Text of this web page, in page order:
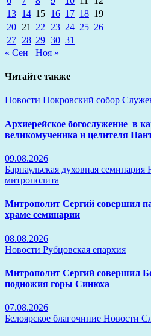
13 14 15 16 17 18 19
20 21 22 23 24 25 26
27 28 29 30 31
« Сен
Ноя »
Читайте также
Новости Покровский собор
Архиерейское богослужение в
великомученика и целителя
09.08.2026
Барнаульская духовная семинария
митрополита
Митрополит Сергий совершил
храме семинарии
08.08.2026
Новости Рубцовская епархия
Митрополит Сергий совершил
подножия горы Синюха
07.08.2026
Белоярское благочиние Новости